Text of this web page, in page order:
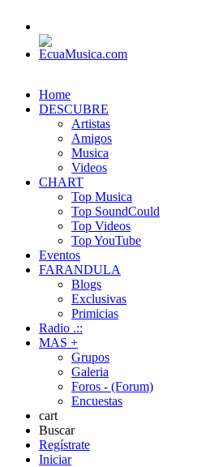
Home
DESCUBRE
Artistas
Amigos
Musica
Videos
CHART
Top Musica
Top SoundCould
Top Videos
Top YouTube
Eventos
FARANDULA
Blogs
Exclusivas
Primicias
Radio .::
MAS +
Grupos
Galeria
Foros - (Forum)
Encuestas
cart
Buscar
Regístrate
Iniciar